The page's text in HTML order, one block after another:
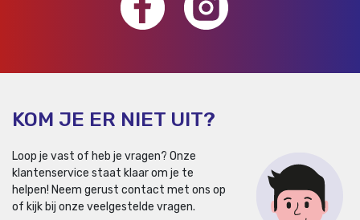
KOM JE ER NIET UIT?
Loop je vast of heb je vragen? Onze
klantenservice staat klaar om je te
helpen! Neem gerust contact met ons op
of kijk bij onze veelgestelde vragen.